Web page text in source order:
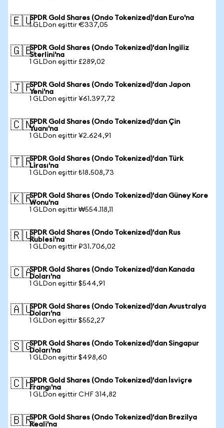
🇪🇺SPDR Gold Shares (Ondo Tokenized)'dan Euro'na
1 GLDon eşittir €337,05
🇬🇧SPDR Gold Shares (Ondo Tokenized)'dan İngiliz
Sterlini'na
1 GLDon eşittir £289,02
🇯🇵SPDR Gold Shares (Ondo Tokenized)'dan Japon
Yeni'na
1 GLDon eşittir ¥61.397,72
🇨🇳SPDR Gold Shares (Ondo Tokenized)'dan Çin
Yuanı'na
1 GLDon eşittir ¥2.624,91
🇹🇷SPDR Gold Shares (Ondo Tokenized)'dan Türk
Lirası'na
1 GLDon eşittir ₺18.508,73
🇰🇷SPDR Gold Shares (Ondo Tokenized)'dan Güney Kore
Wonu'na
1 GLDon eşittir ₩554.118,11
🇷🇺SPDR Gold Shares (Ondo Tokenized)'dan Rus
Rublesi'na
1 GLDon eşittir ₽31.706,02
🇨🇦SPDR Gold Shares (Ondo Tokenized)'dan Kanada
Doları'na
1 GLDon eşittir $544,91
🇦🇺SPDR Gold Shares (Ondo Tokenized)'dan Avustralya
Doları'na
1 GLDon eşittir $552,27
🇸🇬SPDR Gold Shares (Ondo Tokenized)'dan Singapur
Doları'na
1 GLDon eşittir $498,60
🇨🇭SPDR Gold Shares (Ondo Tokenized)'dan İsviçre
Frangı'na
1 GLDon eşittir CHF 314,82
🇧🇷SPDR Gold Shares (Ondo Tokenized)'dan Brezilya
Reali'na